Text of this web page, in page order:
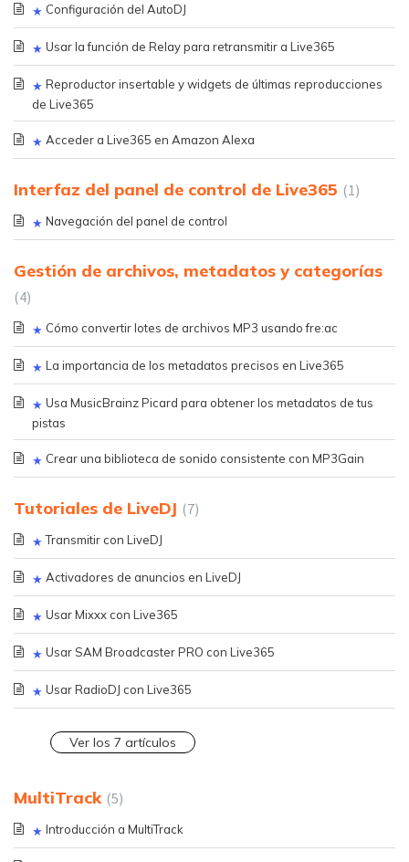
Configuración del AutoDJ
Usar la función de Relay para retransmitir a Live365
Reproductor insertable y widgets de últimas reproducciones
de Live365
Acceder a Live365 en Amazon Alexa
Interfaz del panel de control de Live365 1
Navegación del panel de control
Gestión de archivos, metadatos y categorías
4
Cómo convertir lotes de archivos MP3 usando fre:ac
La importancia de los metadatos precisos en Live365
Usa MusicBrainz Picard para obtener los metadatos de tus
pistas
Crear una biblioteca de sonido consistente con MP3Gain
Tutoriales de LiveDJ 7
Transmitir con LiveDJ
Activadores de anuncios en LiveDJ
Usar Mixxx con Live365
Usar SAM Broadcaster PRO con Live365
Usar RadioDJ con Live365
Ver los 7 artículos
MultiTrack 5
Introducción a MultiTrack